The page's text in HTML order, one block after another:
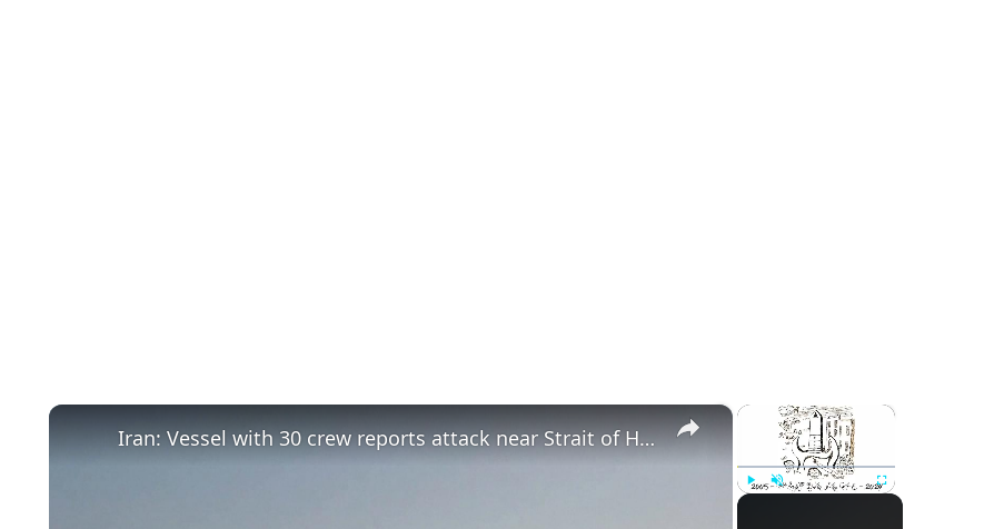
×
Fullscreen
×
Iran: Vessel with 30 crew reports attack near Strait of Hormuz, seeks assistance.